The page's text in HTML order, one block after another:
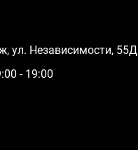
ул. Независимости, 55Д
- 19:00